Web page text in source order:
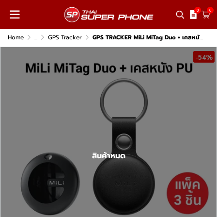
0 0
Home ... GPS Tracker GPS TRACKER MiLi MiTag Duo + เคสหนัง PU 3 Pack
-54%
สินค้าหมด